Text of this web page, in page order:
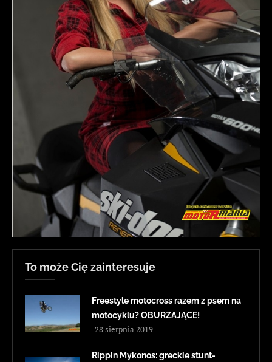
To może Cię zainteresuje
Freestyle motocross razem z psem na
motocyklu? OBURZAJĄCE!
28 sierpnia 2019
Rippin Mykonos: greckie stunt-